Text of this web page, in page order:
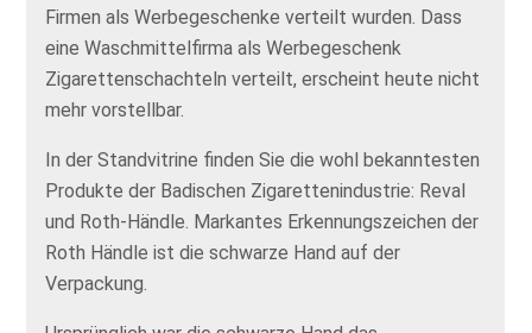
Firmen als Werbegeschenke verteilt wurden. Dass
eine Waschmittelfirma als Werbegeschenk
Zigarettenschachteln verteilt, erscheint heute nicht
mehr vorstellbar.
In der Standvitrine finden Sie die wohl bekanntesten
Produkte der Badischen Zigarettenindustrie: Reval
und Roth-Händle. Markantes Erkennungszeichen der
Roth Händle ist die schwarze Hand auf der
Verpackung.